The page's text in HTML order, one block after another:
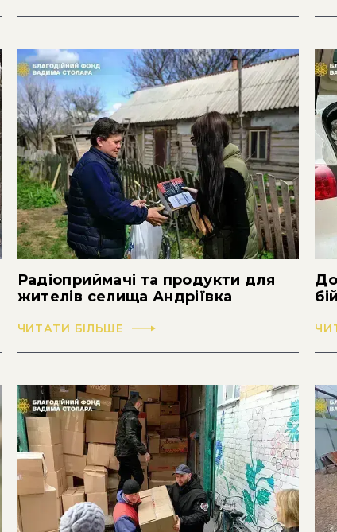
Радіоприймачі та продукти для
жителів селища Андріївка
ЧИТАТИ БІЛЬШЕ